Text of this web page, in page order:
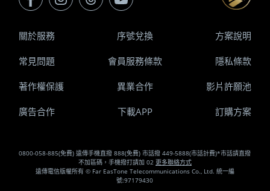
0800-058-885(免費) 遠傳手機直撥 888(免費) 市話撥 449-5888(市話計費)*市話請直撥
不加區碼，手機撥打請加 02 更多聯絡方式
遠傳電信版權所有 © Far EasTone Telecommunications Co., Ltd. 統一編
號:97179430
關於服務 序號兌換 方案說明
常見問題 會員服務條款 隱私條款
著作權保護 異業合作 影片許願池
廣告合作 下載APP 訂購方案